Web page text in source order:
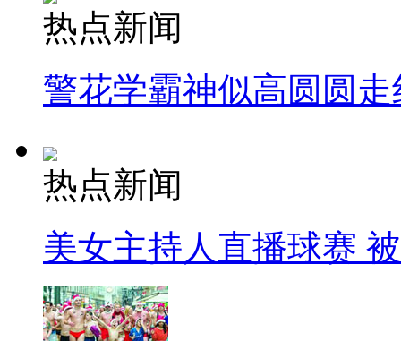
热点新闻
警花学霸神似高圆圆走
热点新闻
美女主持人直播球赛